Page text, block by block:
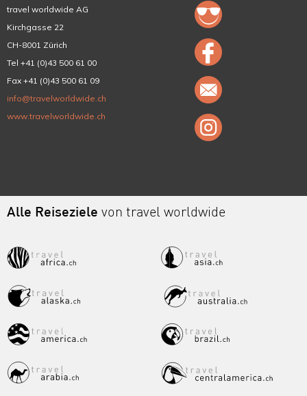
travel worldwide AG
Kirchgasse 22
CH-8001 Zürich
Tel +41 (0)43 500 61 00
Fax +41 (0)43 500 61 09
info@travelworldwide.ch
www.travelworldwide.ch
Alle Reiseziele von travel worldwide